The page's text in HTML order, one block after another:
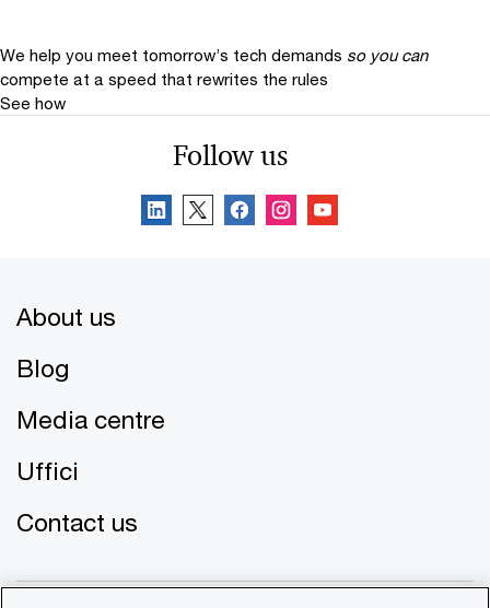
We help you meet tomorrow’s tech demands so you can
compete at a speed that rewrites the rules
See how
Follow us
About us
Blog
Media centre
Uffici
Contact us